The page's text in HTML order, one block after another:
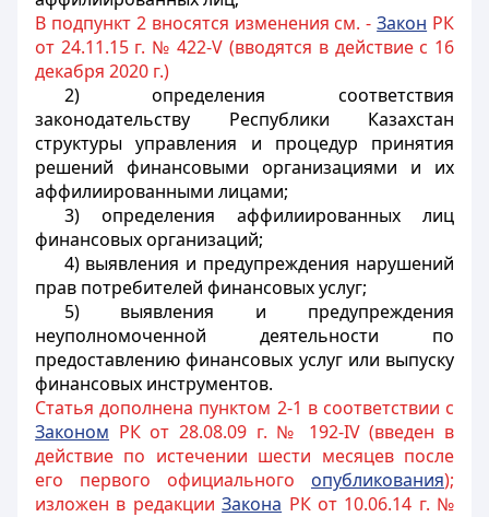
В подпункт 2 вносятся изменения см. -Закон РК
от 24.11.15 г. № 422-V (вводятся в действие с 16
декабря 2020 г.)
2) определения соответствия
законодательству Республики Казахстан
структуры управления и процедур принятия
решений финансовыми организациями и их
аффилиированными лицами;
3) определения аффилиированных лиц
финансовых организаций;
4) выявления и предупреждения нарушений
прав потребителей финансовых услуг;
5) выявления и предупреждения
неуполномоченной деятельности по
предоставлению финансовых услуг или выпуску
финансовых инструментов.
Статья дополнена пунктом 2-1 в соответствии с
Законом РК от 28.08.09 г. № 192-IV (введен в
действие по истечении шести месяцев после
его первого официального опубликования);
изложен в редакцииЗакона РК от 10.06.14 г. №